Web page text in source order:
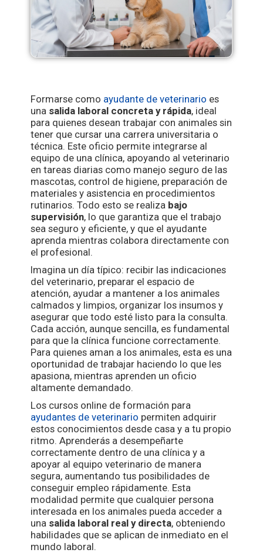
Formarse como ayudante de veterinario es
una salida laboral concreta y rápida, ideal
para quienes desean trabajar con animales sin
tener que cursar una carrera universitaria o
técnica. Este oficio permite integrarse al
equipo de una clínica, apoyando al veterinario
en tareas diarias como manejo seguro de las
mascotas, control de higiene, preparación de
materiales y asistencia en procedimientos
rutinarios. Todo esto se realiza bajo
supervisión, lo que garantiza que el trabajo
sea seguro y eficiente, y que el ayudante
aprenda mientras colabora directamente con
el profesional.
Imagina un día típico: recibir las indicaciones
del veterinario, preparar el espacio de
atención, ayudar a mantener a los animales
calmados y limpios, organizar los insumos y
asegurar que todo esté listo para la consulta.
Cada acción, aunque sencilla, es fundamental
para que la clínica funcione correctamente.
Para quienes aman a los animales, esta es una
oportunidad de trabajar haciendo lo que les
apasiona, mientras aprenden un oficio
altamente demandado.
Los cursos online de formación para
ayudantes de veterinario permiten adquirir
estos conocimientos desde casa y a tu propio
ritmo. Aprenderás a desempeñarte
correctamente dentro de una clínica y a
apoyar al equipo veterinario de manera
segura, aumentando tus posibilidades de
conseguir empleo rápidamente. Esta
modalidad permite que cualquier persona
interesada en los animales pueda acceder a
una salida laboral real y directa, obteniendo
habilidades que se aplican de inmediato en el
mundo laboral.